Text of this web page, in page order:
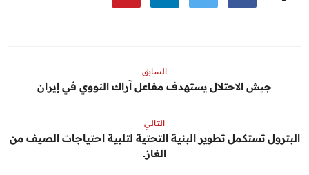
السابق
جيش الاحتلال يستهدف مفاعل آراك النووي في إيران
التالي
البترول تستكمل تطوير البنية التحتية لتلبية احتياجات الصيف من
الغاز.